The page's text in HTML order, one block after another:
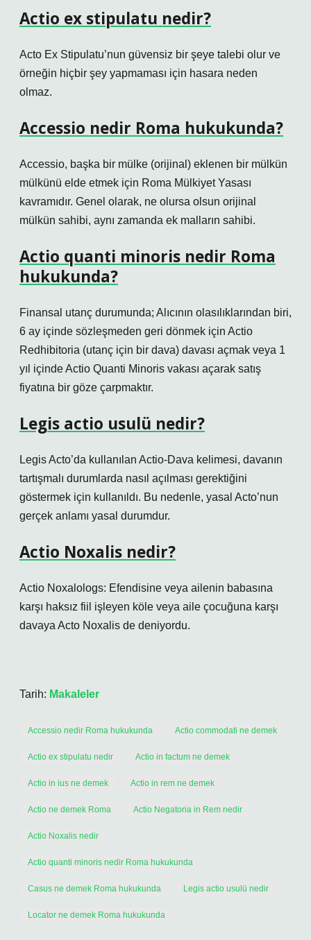
Actio ex stipulatu nedir?
Acto Ex Stipulatu’nun güvensiz bir şeye talebi olur ve
örneğin hiçbir şey yapmaması için hasara neden
olmaz.
Accessio nedir Roma hukukunda?
Accessio, başka bir mülke (orijinal) eklenen bir mülkün
mülkünü elde etmek için Roma Mülkiyet Yasası
kavramıdır. Genel olarak, ne olursa olsun orijinal
mülkün sahibi, aynı zamanda ek malların sahibi.
Actio quanti minoris nedir Roma
hukukunda?
Finansal utanç durumunda; Alıcının olasılıklarından biri,
6 ay içinde sözleşmeden geri dönmek için Actio
Redhibitoria (utanç için bir dava) davası açmak veya 1
yıl içinde Actio Quanti Minoris vakası açarak satış
fiyatına bir göze çarpmaktır.
Legis actio usulü nedir?
Legis Acto’da kullanılan Actio-Dava kelimesi, davanın
tartışmalı durumlarda nasıl açılması gerektiğini
göstermek için kullanıldı. Bu nedenle, yasal Acto’nun
gerçek anlamı yasal durumdur.
Actio Noxalis nedir?
Actio Noxalologs: Efendisine veya ailenin babasına
karşı haksız fiil işleyen köle veya aile çocuğuna karşı
davaya Acto Noxalis de deniyordu.
Tarih: Makaleler
Accessio nedir Roma hukukunda Actio commodati ne demek
Actio ex stipulatu nedir Actio in factum ne demek
Actio in ius ne demek Actio in rem ne demek
Actio ne demek Roma Actio Negatoria in Rem nedir
Actio Noxalis nedir
Actio quanti minoris nedir Roma hukukunda
Casus ne demek Roma hukukunda Legis actio usulü nedir
Locator ne demek Roma hukukunda